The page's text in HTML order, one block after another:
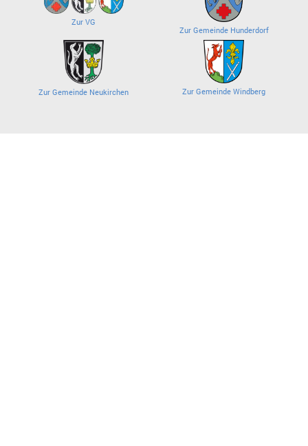
Zur VG
Zur Gemeinde Hunderdorf
Zur Gemeinde Neukirchen Zur Gemeinde Windberg